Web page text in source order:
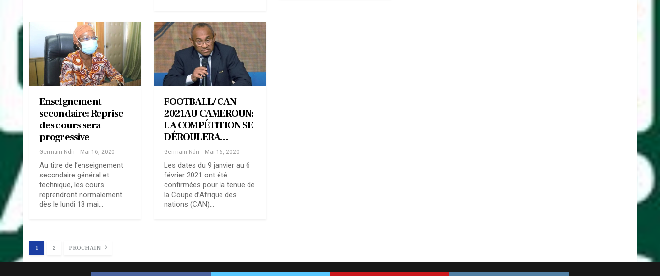
Enseignement
secondaire: Reprise
des cours sera
progressive
Germain Ndri Mai 16, 2020
Au titre de l’enseignement
secondaire général et
technique, les cours
reprendront normalement
dès le lundi 18 mai…
FOOTBALL/ CAN
2021AU CAMEROUN:
LA COMPÉTITION SE
DÉROULERA…
Germain Ndri Mai 16, 2020
Les dates du 9 janvier au 6
février 2021 ont été
confirmées pour la tenue de
la Coupe d’Afrique des
nations (CAN)…
1 2 PROCHAIN